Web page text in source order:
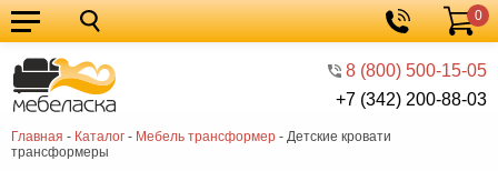
8 (800) 500-15-05
+7 (342) 200-88-03
Корзина
0
Главная - Каталог - Мебель трансформер - Детские кровати
трансформеры
Кухонные
гарнитуры
Мебель
для
кухни
Мебель
для
Кровати